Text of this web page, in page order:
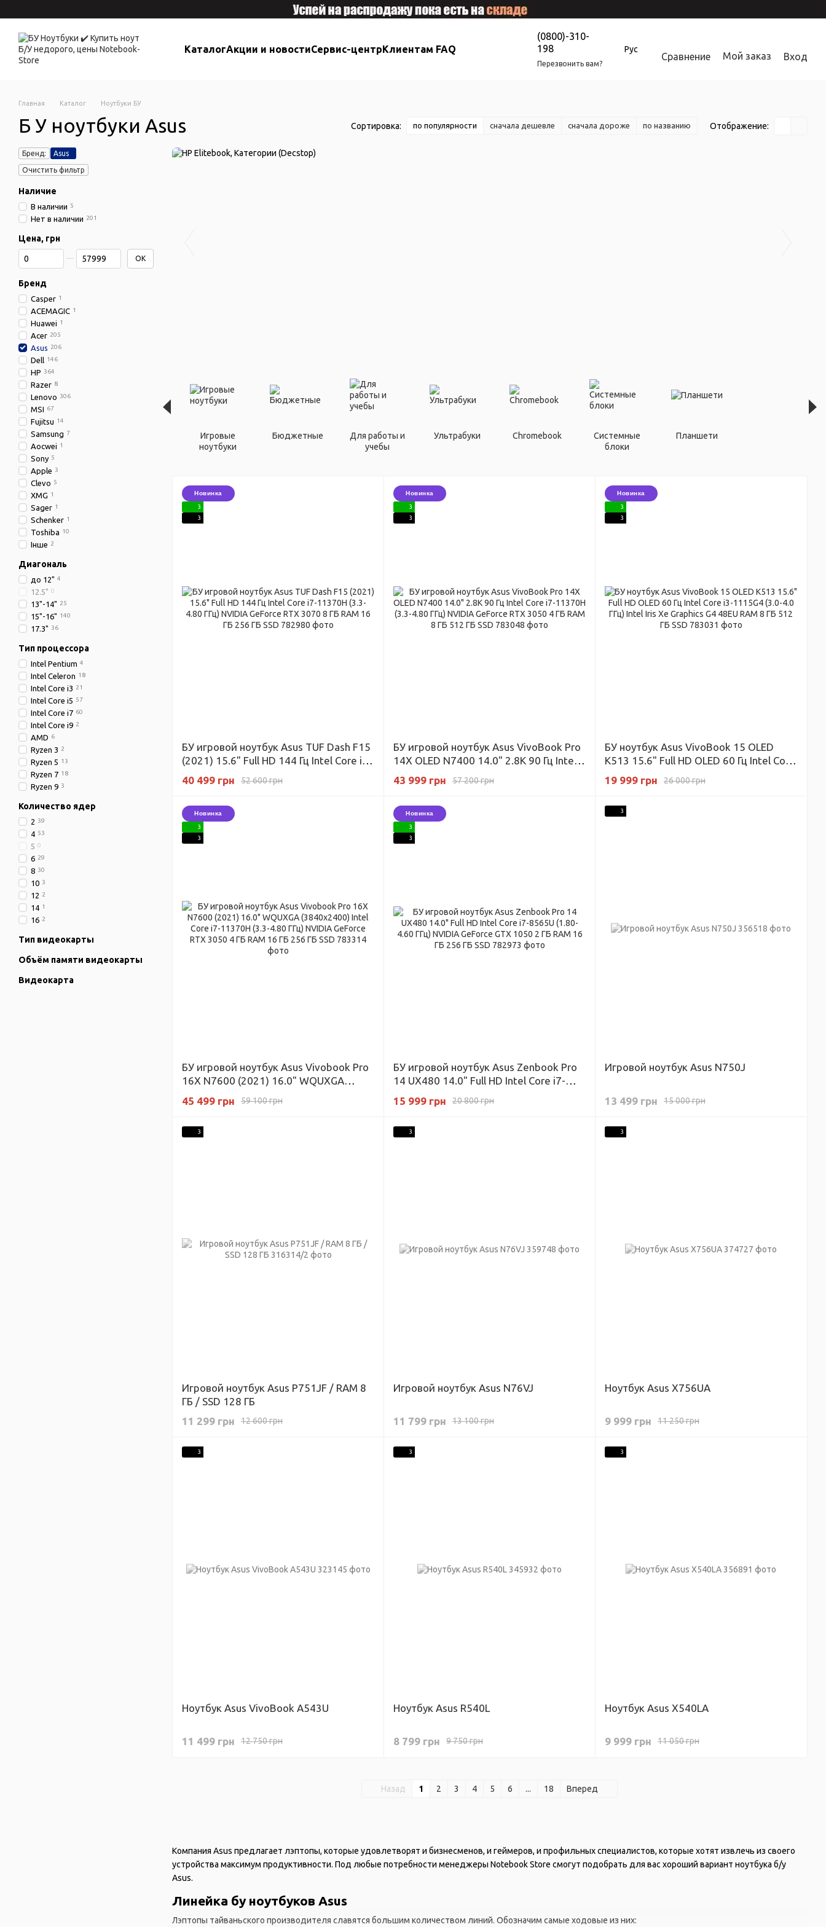
КаталогАкции и новостиСервис-центрКлиентам FAQ
(0800)-310-
198
Перезвонить вам?
Рус
Сравнение Мой заказ Вход
Главная Каталог Ноутбуки БУ
Б У ноутбуки Asus Сортировка: по популярности сначала дешевле сначала дороже по названию Отображение:
Игровые
ноутбуки
Бюджетные
Для работы и
учебы
Ультрабуки Chromebook
Системные
блоки
Планшети
Компания Asus предлагает лэптопы, которые удовлетворят и бизнесменов, и геймеров, и профильных специалистов, которые хотят извлечь из своего
устройства максимум продуктивности. Под любые потребности менеджеры Notebook Store смогут подобрать для вас хороший вариант ноутбука б/у
Asus.
Линейка бу ноутбуков Asus
Лэптопы тайваньского производителя славятся большим количеством линий. Обозначим самые ходовые из них:
Новинка
3
3
БУ игровой ноутбук Asus TUF Dash F15
(2021) 15.6" Full HD 144 Гц Intel Core i7-
11370H (3.3-4.80 ГГц) NVIDIA GeForce
RTX 3070 8 ГБ RAM 16 ГБ 256 ГБ SSD
52 600 грн
40 499 грн
Новинка
3
3
БУ игровой ноутбук Asus VivoBook Pro
14X OLED N7400 14.0" 2.8K 90 Гц Intel
Core i7-11370H (3.3-4.80 ГГц) NVIDIA
GeForce RTX 3050 4 ГБ RAM 8 ГБ 512 ГБ
57 200 грн
43 999 грн
Новинка
3
3
БУ ноутбук Asus VivoBook 15 OLED
K513 15.6" Full HD OLED 60 Гц Intel Core
i3-1115G4 (3.0-4.0 ГГц) Intel Iris Xe
Graphics G4 48EU RAM 8 ГБ 512 ГБ SSD
26 000 грн
19 999 грн
Новинка
3
3
БУ игровой ноутбук Asus Vivobook Pro
16X N7600 (2021) 16.0" WQUXGA
4.80 ГГц) NVIDIA GeForce RTX 3050 4 ГБ
59 100 грн
45 499 грн
Новинка
3
3
БУ игровой ноутбук Asus Zenbook Pro
14 UX480 14.0" Full HD Intel Core i7-
GTX 1050 2 ГБ RAM 16 ГБ 256 ГБ SSD
20 800 грн
15 999 грн
3
Игровой ноутбук Asus N750J
15 000 грн
13 499 грн
3
Игровой ноутбук Asus P751JF / RAM 8
ГБ / SSD 128 ГБ
12 600 грн
11 299 грн
3
Игровой ноутбук Asus N76VJ
13 100 грн
11 799 грн
3
Ноутбук Asus X756UA
11 250 грн
9 999 грн
3
Ноутбук Asus VivoBook A543U
12 750 грн
11 499 грн
3
Ноутбук Asus R540L
9 750 грн
8 799 грн
3
Ноутбук Asus X540LA
11 050 грн
9 999 грн
Назад 1 2 3 4 5 6 ... 18 Вперед
Бренд: Asus
Очистить фильтр
Наличие
В наличии 5
Нет в наличии 201
Цена, грн
От Цена, грн
До Цена, грн OK
Бренд
Casper 1
ACEMAGIC 1
Huawei 1
Acer 205
Asus 206
Dell 146
HP 364
Razer 8
Lenovo 306
MSI 67
Fujitsu 14
Samsung 7
Aocwei 1
Sony 5
Apple 3
Clevo 5
XMG 1
Sager 1
Schenker 1
Toshiba 10
Інше 2
Диагональ
до 12" 4
12.5" 0
13"-14" 25
15"-16" 140
17.3" 36
Тип процессора
Intel Pentium 4
Intel Celeron 18
Intel Core i3 21
Intel Core i5 57
Intel Core i7 60
Intel Core i9 2
AMD 6
Ryzen 3 2
Ryzen 5 13
Ryzen 7 18
Ryzen 9 3
Количество ядер
2 39
4 53
5 0
6 29
8 30
10 3
12 2
14 1
16 2
Тип видеокарты
Объём памяти видеокарты
Видеокарта